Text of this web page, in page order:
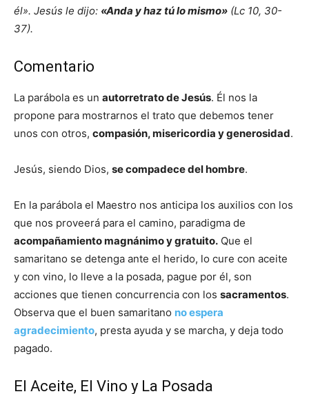
él». Jesús le dijo: «Anda y haz tú lo mismo» (Lc 10, 30-
37).
Comentario
La parábola es un autorretrato de Jesús. Él nos la
propone para mostrarnos el trato que debemos tener
unos con otros, compasión, misericordia y generosidad.
Jesús, siendo Dios, se compadece del hombre.
En la parábola el Maestro nos anticipa los auxilios con los
que nos proveerá para el camino, paradigma de
acompañamiento magnánimo y gratuito. Que el
samaritano se detenga ante el herido, lo cure con aceite
y con vino, lo lleve a la posada, pague por él, son
acciones que tienen concurrencia con los sacramentos.
Observa que el buen samaritano no espera
agradecimiento, presta ayuda y se marcha, y deja todo
pagado.
El Aceite, El Vino y La Posada